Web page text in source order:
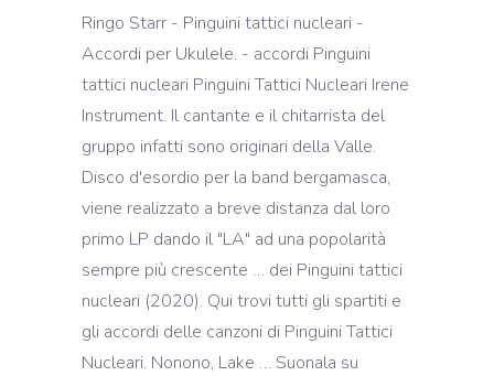
Ringo Starr - Pinguini tattici nucleari -
Accordi per Ukulele. - accordi Pinguini
tattici nucleari Pinguini Tattici Nucleari Irene
Instrument. Il cantante e il chitarrista del
gruppo infatti sono originari della Valle.
Disco d'esordio per la band bergamasca,
viene realizzato a breve distanza dal loro
primo LP dando il "LA" ad una popolarità
sempre più crescente … dei Pinguini tattici
nucleari (2020). Qui trovi tutti gli spartiti e
gli accordi delle canzoni di Pinguini Tattici
Nucleari. Nonono, Lake … Suonala su